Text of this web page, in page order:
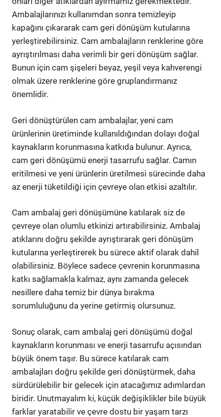
Ambalajlarınızı kullanımdan sonra temizleyip
kapağını çıkararak cam geri dönüşüm kutularına
yerleştirebilirsiniz. Cam ambalajların renklerine göre
ayrıştırılması daha verimli bir geri dönüşüm sağlar.
Bunun için cam şişeleri beyaz, yeşil veya kahverengi
olmak üzere renklerine göre gruplandırmanız
önemlidir.
Geri dönüştürülen cam ambalajlar, yeni cam
ürünlerinin üretiminde kullanıldığından dolayı doğal
kaynakların korunmasına katkıda bulunur. Ayrıca,
cam geri dönüşümü enerji tasarrufu sağlar. Camın
eritilmesi ve yeni ürünlerin üretilmesi sürecinde daha
az enerji tüketildiği için çevreye olan etkisi azaltılır.
Cam ambalaj geri dönüşümüne katılarak siz de
çevreye olan olumlu etkinizi artırabilirsiniz. Ambalaj
atıklarını doğru şekilde ayrıştırarak geri dönüşüm
kutularına yerleştirerek bu sürece aktif olarak dahil
olabilirsiniz. Böylece sadece çevrenin korunmasına
katkı sağlamakla kalmaz, aynı zamanda gelecek
nesillere daha temiz bir dünya bırakma
sorumluluğunu da yerine getirmiş olursunuz.
Sonuç olarak, cam ambalaj geri dönüşümü doğal
kaynakların korunması ve enerji tasarrufu açısından
büyük önem taşır. Bu sürece katılarak cam
ambalajları doğru şekilde geri dönüştürmek, daha
sürdürülebilir bir gelecek için atacağımız adımlardan
biridir. Unutmayalım ki, küçük değişiklikler bile büyük
farklar yaratabilir ve çevre dostu bir yaşam tarzı